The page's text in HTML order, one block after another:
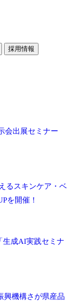
採用情報
会出展セミナー
るスキンケア・ベ
を開催！
生成AI実践セミナ
興機構さが県産品